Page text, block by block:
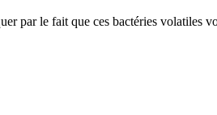
par le fait que ces bactéries volatiles